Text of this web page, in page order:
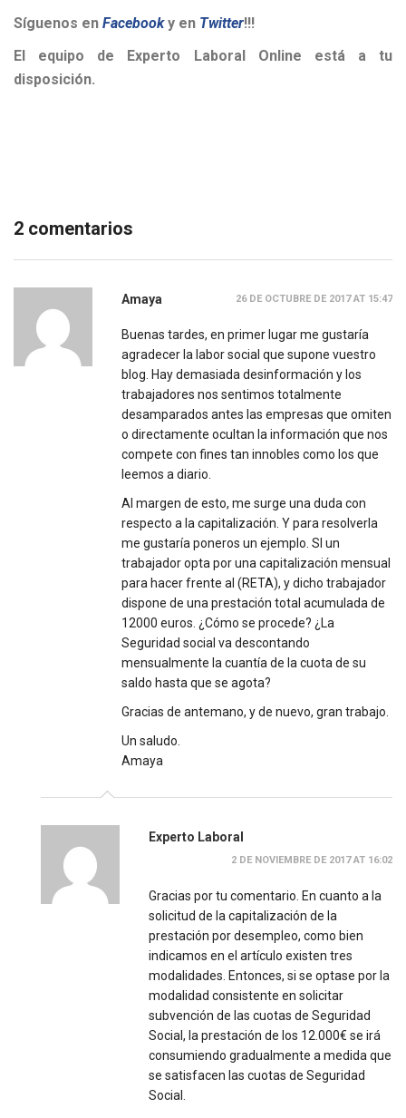
Síguenos en Facebooky en Twitter!!!
El equipo de Experto Laboral Online está a tu
disposición.
2 comentarios
Amaya 26 DE OCTUBRE DE 2017 AT 15:47
Buenas tardes, en primer lugar me gustaría
agradecer la labor social que supone vuestro
blog. Hay demasiada desinformación y los
trabajadores nos sentimos totalmente
desamparados antes las empresas que omiten
o directamente ocultan la información que nos
compete con fines tan innobles como los que
leemos a diario.
Al margen de esto, me surge una duda con
respecto a la capitalización. Y para resolverla
me gustaría poneros un ejemplo. SI un
trabajador opta por una capitalización mensual
para hacer frente al (RETA), y dicho trabajador
dispone de una prestación total acumulada de
12000 euros. ¿Cómo se procede? ¿La
Seguridad social va descontando
mensualmente la cuantía de la cuota de su
saldo hasta que se agota?
Gracias de antemano, y de nuevo, gran trabajo.
Un saludo.
Amaya
Experto Laboral
2 DE NOVIEMBRE DE 2017 AT 16:02
Gracias por tu comentario. En cuanto a la
solicitud de la capitalización de la
prestación por desempleo, como bien
indicamos en el artículo existen tres
modalidades. Entonces, si se optase por la
modalidad consistente en solicitar
subvención de las cuotas de Seguridad
Social, la prestación de los 12.000€ se irá
consumiendo gradualmente a medida que
se satisfacen las cuotas de Seguridad
Social.